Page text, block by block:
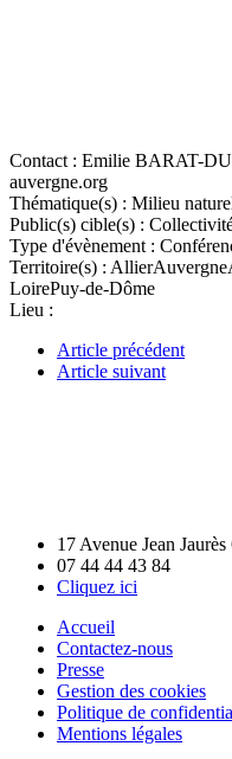
Contact : Emilie BARAT-
auvergne.org
Thématique(s) : Milieu
Public(s) cible(s) :
Type d'évènement :
Territoire(s) : AllierAuvergne
LoirePuy-de-Dôme
Lieu :
Article précédent
Article suivant
17 Avenue Jean
07 44 44 43 84
Cliquez ici
Accueil
Contactez-nous
Presse
Gestion des cookies
Politique de
Mentions légales